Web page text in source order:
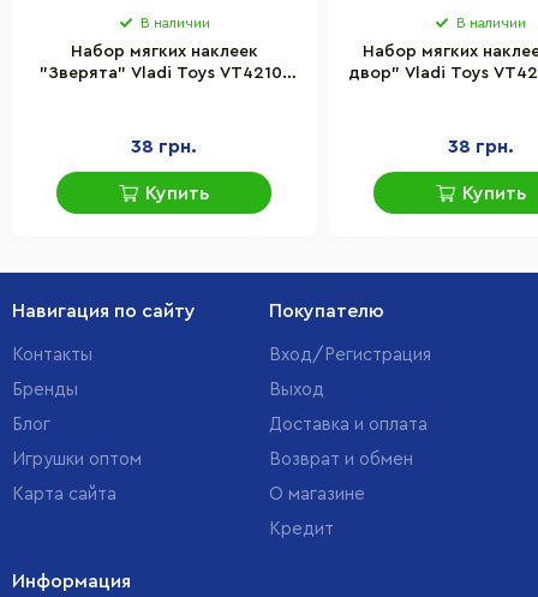
В наличии
Набор мягких наклеек
"Зверята" Vladi Toys VT4210-
38 грн.
Купить
В наличии
Набор мягких
двор" Vladi Toys
38 грн.
Купить
Навигация по сайту
Контакты
Бренды
Блог
Игрушки оптом
Карта сайта
Покупателю
Вход/Регистрация
Выход
Доставка и оплата
Возврат и обмен
О магазине
Кредит
Информация